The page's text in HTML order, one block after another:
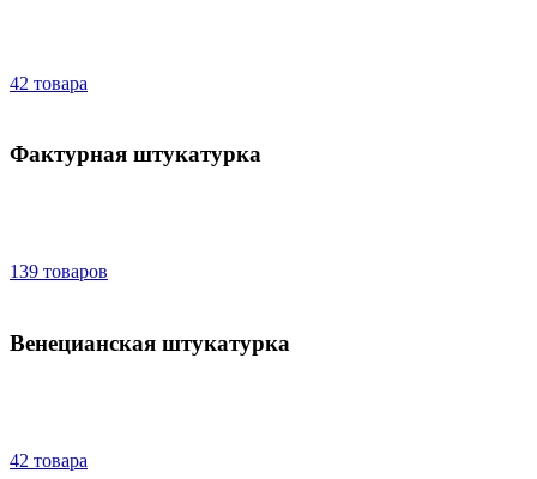
42 товара
Фактурная штукатурка
139 товаров
Венецианская штукатурка
42 товара